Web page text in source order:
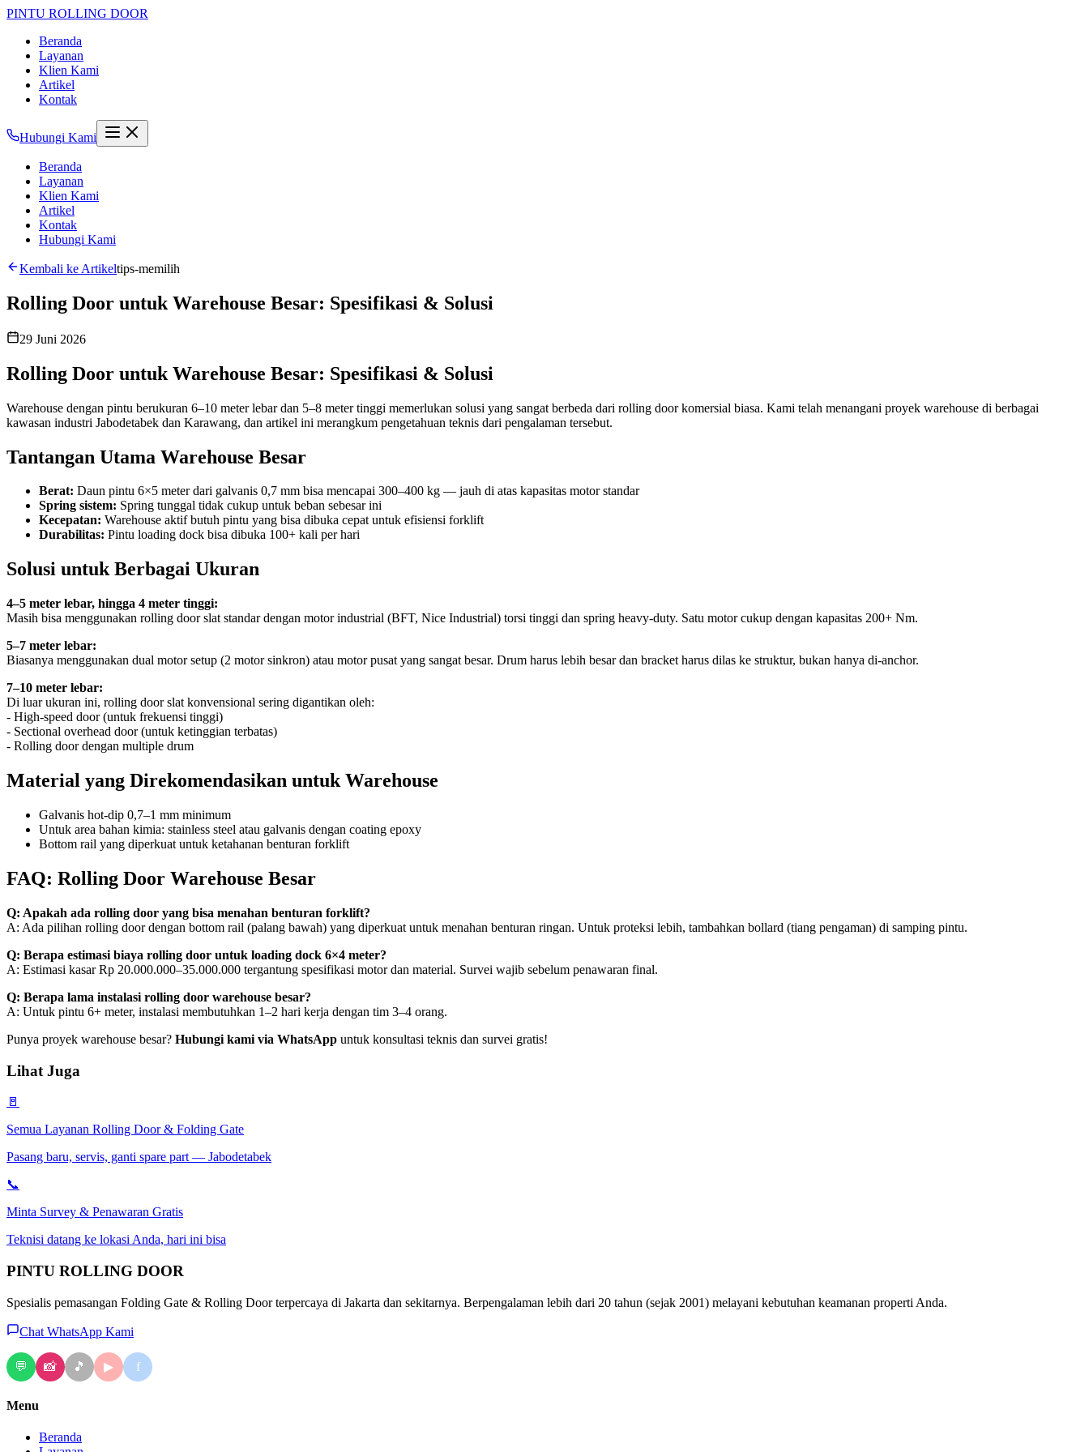
PINTU ROLLING DOOR
Beranda
Layanan
Klien Kami
Artikel
Kontak
Hubungi Kami
Beranda
Layanan
Klien Kami
Artikel
Kontak
Hubungi Kami
Kembali ke Artikeltips-memilih
Rolling Door untuk Warehouse Besar: Spesifikasi & Solusi
29 Juni 2026
Rolling Door untuk Warehouse Besar: Spesifikasi & Solusi
Warehouse dengan pintu berukuran 6–10 meter lebar dan 5–8 meter tinggi memerlukan solusi yang sangat berbeda dari rolling door komersial biasa. Kami telah menangani proyek warehouse di berbagai
kawasan industri Jabodetabek dan Karawang, dan artikel ini merangkum pengetahuan teknis dari pengalaman tersebut.
Tantangan Utama Warehouse Besar
Berat: Daun pintu 6×5 meter dari galvanis 0,7 mm bisa mencapai 300–400 kg — jauh di atas kapasitas motor standar
Spring sistem: Spring tunggal tidak cukup untuk beban sebesar ini
Kecepatan: Warehouse aktif butuh pintu yang bisa dibuka cepat untuk efisiensi forklift
Durabilitas: Pintu loading dock bisa dibuka 100+ kali per hari
Solusi untuk Berbagai Ukuran
4–5 meter lebar, hingga 4 meter tinggi:
Masih bisa menggunakan rolling door slat standar dengan motor industrial (BFT, Nice Industrial) torsi tinggi dan spring heavy-duty. Satu motor cukup dengan kapasitas 200+ Nm.
5–7 meter lebar:
Biasanya menggunakan dual motor setup (2 motor sinkron) atau motor pusat yang sangat besar. Drum harus lebih besar dan bracket harus dilas ke struktur, bukan hanya di-anchor.
7–10 meter lebar:
Di luar ukuran ini, rolling door slat konvensional sering digantikan oleh:
- High-speed door (untuk frekuensi tinggi)
- Sectional overhead door (untuk ketinggian terbatas)
- Rolling door dengan multiple drum
Material yang Direkomendasikan untuk Warehouse
Galvanis hot-dip 0,7–1 mm minimum
Untuk area bahan kimia: stainless steel atau galvanis dengan coating epoxy
Bottom rail yang diperkuat untuk ketahanan benturan forklift
FAQ: Rolling Door Warehouse Besar
Q: Apakah ada rolling door yang bisa menahan benturan forklift?
A: Ada pilihan rolling door dengan bottom rail (palang bawah) yang diperkuat untuk menahan benturan ringan. Untuk proteksi lebih, tambahkan bollard (tiang pengaman) di samping pintu.
Q: Berapa estimasi biaya rolling door untuk loading dock 6×4 meter?
A: Estimasi kasar Rp 20.000.000–35.000.000 tergantung spesifikasi motor dan material. Survei wajib sebelum penawaran final.
Q: Berapa lama instalasi rolling door warehouse besar?
A: Untuk pintu 6+ meter, instalasi membutuhkan 1–2 hari kerja dengan tim 3–4 orang.
Punya proyek warehouse besar? Hubungi kami via WhatsApp untuk konsultasi teknis dan survei gratis!
Lihat Juga
🚪
Semua Layanan Rolling Door & Folding Gate
Pasang baru, servis, ganti spare part — Jabodetabek
📞
Minta Survey & Penawaran Gratis
Teknisi datang ke lokasi Anda, hari ini bisa
PINTU ROLLING DOOR
Spesialis pemasangan Folding Gate & Rolling Door terpercaya di Jakarta dan sekitarnya. Berpengalaman lebih dari 20 tahun (sejak 2001) melayani kebutuhan keamanan properti Anda.
Chat WhatsApp Kami
💬 📸 🎵 ▶ f
Menu
Beranda